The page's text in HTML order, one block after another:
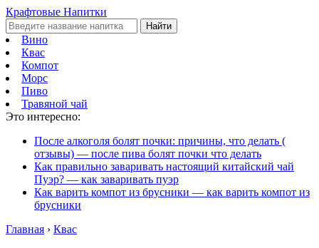
Крафтовые Напитки
Найти
Вино
Квас
Компот
Морс
Пиво
Травяной чай
Это интересно:
После алкоголя болят почки: причины, что делать (
отзывы) — после пива болят почки что делать
Как правильно заваривать настоящий китайский чай
Пуэр? — как заваривать пуэр
Как варить компот из брусники — как варить компот из
брусники
Главная › Квас